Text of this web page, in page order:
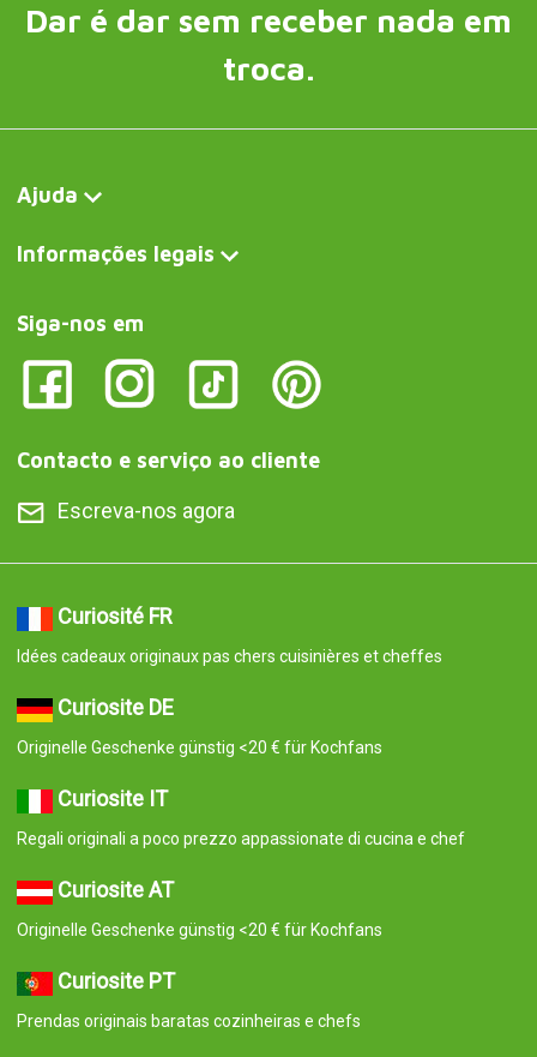
Dar é dar sem receber nada em
troca.
Ajuda
Informações legais
Siga-nos em
Contacto e serviço ao cliente
Escreva-nos agora
Curiosité FR
Idées cadeaux originaux pas chers cuisinières et cheffes
Curiosite DE
Originelle Geschenke günstig <20 € für Kochfans
Curiosite IT
Regali originali a poco prezzo appassionate di cucina e chef
Curiosite AT
Originelle Geschenke günstig <20 € für Kochfans
Curiosite PT
Prendas originais baratas cozinheiras e chefs